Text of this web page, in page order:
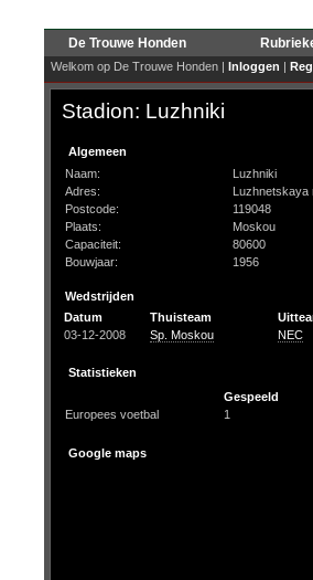
De Trouwe Honden
Welkom op De Trouwe Honden | Inloggen |
Stadion: Luzhniki
Algemeen
Naam:
Luzhniki
Adres:
Luzhnetskaya
Postcode:
119048
Plaats:
Moskou
Capaciteit:
80600
Bouwjaar:
1956
Wedstrijden
Datum
Thuisteam
03-12-2008
Sp. Moskou NEC
Statistieken
Gespeeld
Europees voetbal
1
Google maps